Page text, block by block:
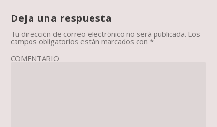
Deja una respuesta
Tu dirección de correo electrónico no será publicada. Los
campos obligatorios están marcados con*
COMENTARIO